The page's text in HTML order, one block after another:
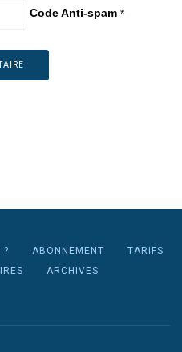
Code Anti-spam *
? ABONNEMENT
TARIFS
ARCHIVES